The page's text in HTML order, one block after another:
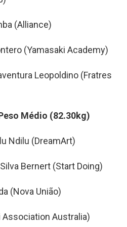
(Alliance)
(Yamasaki Academy)
Leopoldino (Fratres
Médio (82.30kg)
Ndilu (DreamArt)
Bernert (Start Doing)
(Nova União)
Australia)